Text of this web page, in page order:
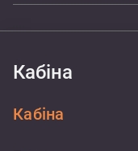
Кабіна
Кабіна